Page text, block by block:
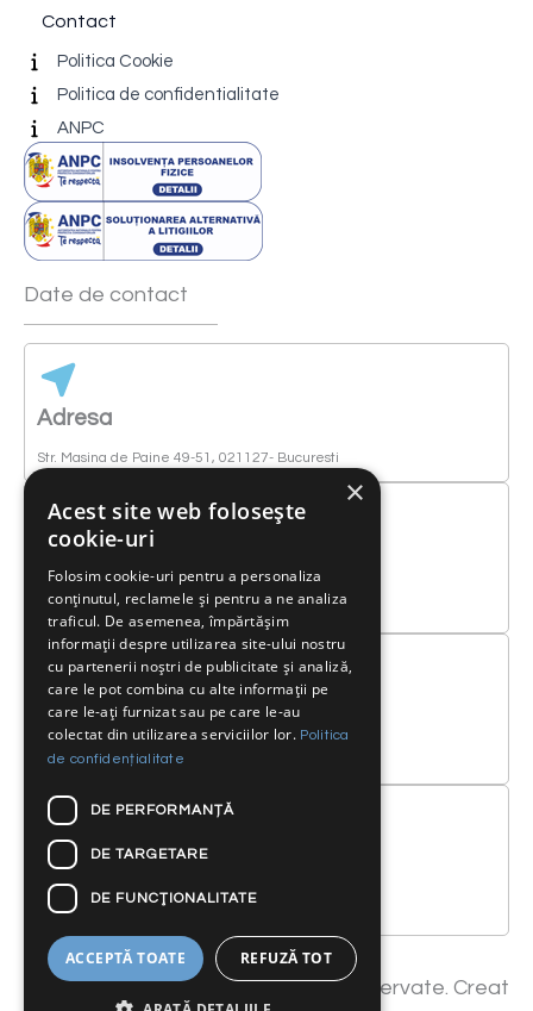
Contact
Politica Cookie
Politica de confidentialitate
ANPC
Date de contact
Adresa
Str. Masina de Paine 49-51, 021127- Bucuresti
0040 21/ 230 4333
Email
service@bumbas.ro
Email
baterii@bumbas.ro
Copyright 2025. Toate drepturile rezervate. Creat
×
Acest site web folosește
cookie-uri
Folosim cookie-uri pentru a personaliza
conținutul, reclamele și pentru a ne analiza
traficul. De asemenea, împărtășim
informații despre utilizarea site-ului nostru
cu partenerii noștri de publicitate și analiză,
care le pot combina cu alte informații pe
care le-ați furnizat sau pe care le-au
colectat din utilizarea serviciilor lor. Politica
de confidențialitate
DE PERFORMANȚĂ
DE TARGETARE
DE FUNCŢIONALITATE
ACCEPTĂ TOATE REFUZĂ TOT